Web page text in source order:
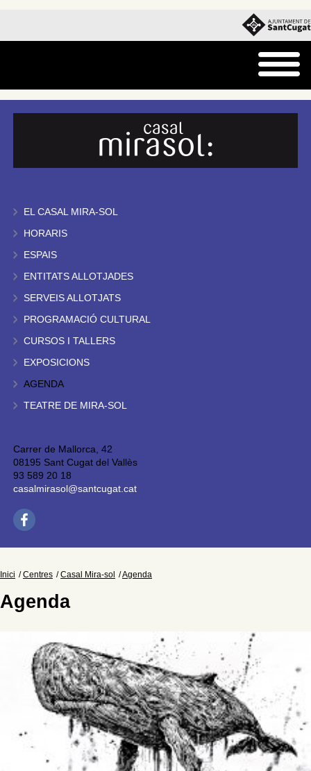
EL CASAL MIRA-SOL
HORARIS
ESPAIS
ENTITATS ALLOTJADES
SERVEIS ALLOTJATS
PROGRAMACIÓ CULTURAL
CURSOS I TALLERS
EXPOSICIONS
AGENDA
TEATRE DE MIRA-SOL
Carrer de Mallorca, 42
08195 Sant Cugat del Vallès
93 589 20 18
casalmirasol@santcugat.cat
Inici Centres Casal Mira-sol Agenda
Agenda